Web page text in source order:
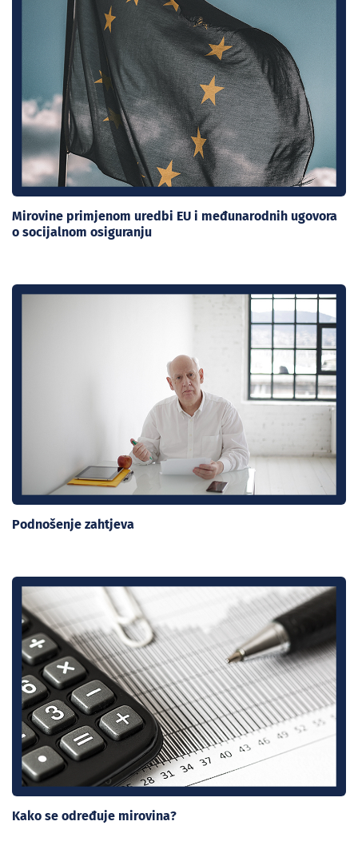
Mirovine primjenom uredbi EU i međunarodnih ugovora
o socijalnom osiguranju
Podnošenje zahtjeva
Kako se određuje mirovina?